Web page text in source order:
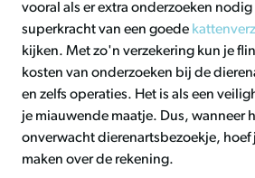
vooral als er extra onderzoeken
superkracht van een goede
kijken. Met zo'n verzekering kun je
kosten van onderzoeken bij de
en zelfs operaties. Het is als een
je miauwende maatje. Dus, wanneer
onverwacht dierenartsbezoekje, hoef
maken over de rekening.